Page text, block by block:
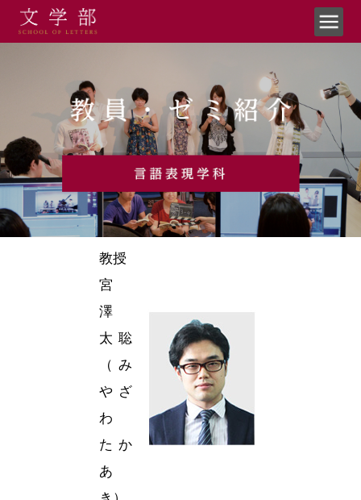
教授
宮
澤
太聡
（み
やざ
わ
たか
あ